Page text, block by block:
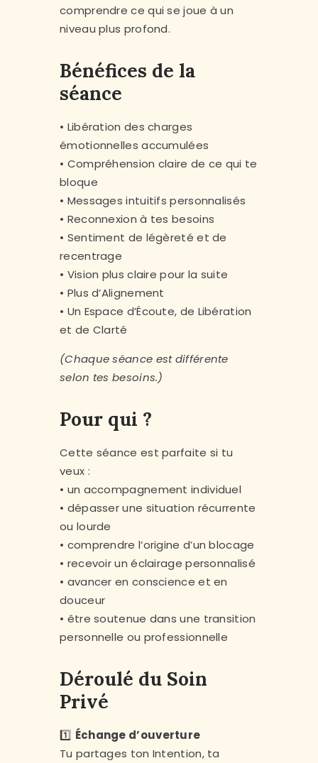
comprendre ce qui se joue à un
niveau plus profond.
Bénéfices de la
séance
• Libération des charges
émotionnelles accumulées
• Compréhension claire de ce qui te
bloque
• Messages intuitifs personnalisés
• Reconnexion à tes besoins
• Sentiment de légèreté et de
recentrage
• Vision plus claire pour la suite
• Plus d’Alignement
• Un Espace d’Écoute, de Libération
et de Clarté
(Chaque séance est différente
selon tes besoins.)
Pour qui ?
Cette séance est parfaite si tu
veux :
• un accompagnement individuel
• dépasser une situation récurrente
ou lourde
• comprendre l’origine d’un blocage
• recevoir un éclairage personnalisé
• avancer en conscience et en
douceur
• être soutenue dans une transition
personnelle ou professionnelle
Déroulé du Soin
Privé
1️⃣ Échange d’ouverture
Tu partages ton Intention, ta